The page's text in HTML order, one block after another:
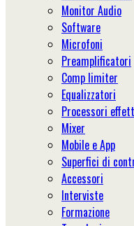
Monitor Audio
Software
Microfoni
Preamplificatori
Comp limiter
Equalizzatori
Processori
Mixer
Mobile e App
Superfici di
Accessori
Interviste
Formazione